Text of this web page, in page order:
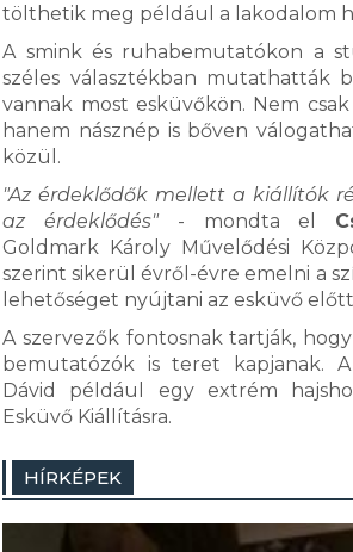
tölthetik meg például a lakodalom
A smink és ruhabemutatókon a
széles választékban mutathatták
vannak most esküvőkön. Nem
hanem násznép is bőven
közül.
"Az érdeklődők mellett a kiállítók
az érdeklődés" - mondta el
Goldmark Károly Művelődési
szerint sikerül évről-évre emelni a
lehetőséget nyújtani az esküvő
A szervezők fontosnak tartják,
bemutatózók is teret kapjanak.
Dávid például egy extrém
Esküvő Kiállításra.
HÍRKÉPEK